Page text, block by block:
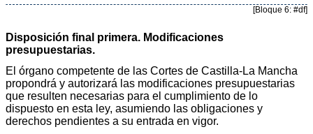
[Bloque 6: #df]
Disposición final primera. Modificaciones
presupuestarias.
El órgano competente de las Cortes de Castilla-La Mancha
propondrá y autorizará las modificaciones presupuestarias
que resulten necesarias para el cumplimiento de lo
dispuesto en esta ley, asumiendo las obligaciones y
derechos pendientes a su entrada en vigor.